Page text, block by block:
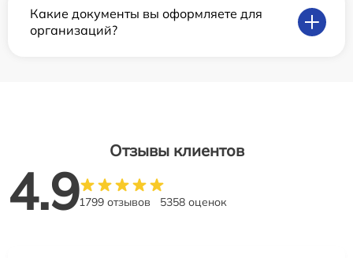
Какие документы вы оформляете для
организаций?
Отзывы клиентов
4.91799 отзывов 5358 оценок